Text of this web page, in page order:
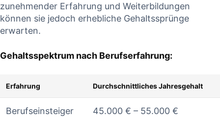
zunehmender Erfahrung und‍ Weiterbildungen
⁢können sie jedoch erhebliche Gehaltssprünge
erwarten.
Gehaltsspektrum ‍nach Berufserfahrung:
Erfahrung Durchschnittliches Jahresgehalt
Berufseinsteiger 45.000 € – 55.000 €